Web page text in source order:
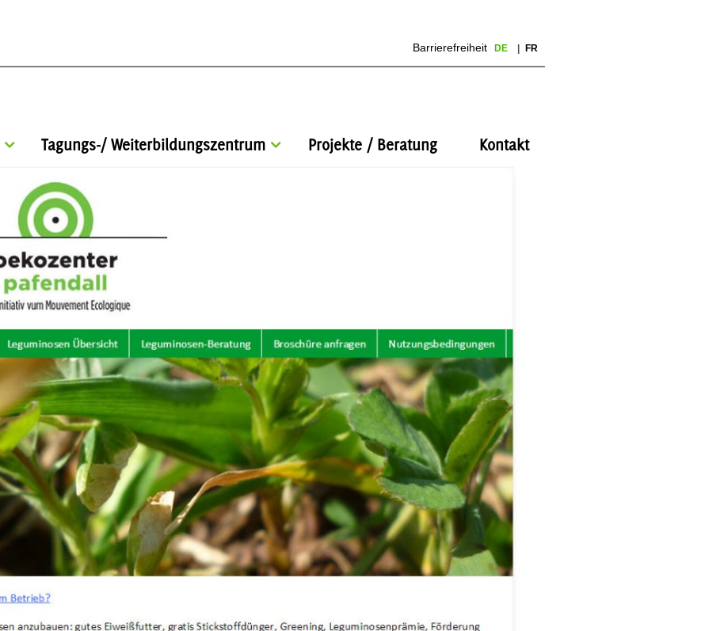
Barrierefreiheit DE FR
Tagungs-/ Weiterbildungszentrum Projekte / Beratung Kontakt